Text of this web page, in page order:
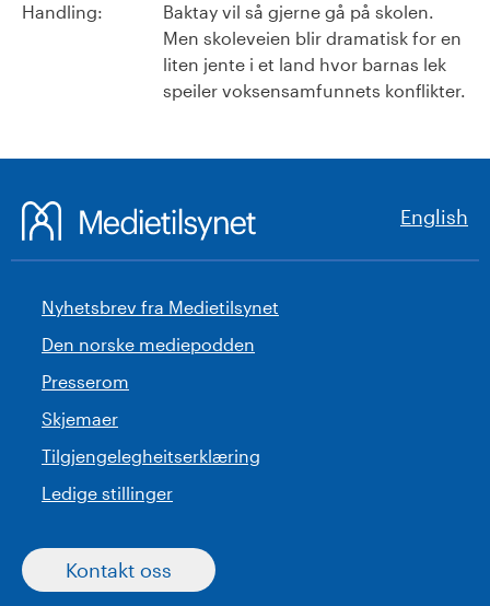
Handling:
Baktay vil så gjerne gå på skolen.
Men skoleveien blir dramatisk for en
liten jente i et land hvor barnas lek
speiler voksensamfunnets konflikter.
English
Nyhetsbrev fra Medietilsynet
Den norske mediepodden
Presserom
Skjemaer
Tilgjengelegheitserklæring
Ledige stillinger
Kontakt oss